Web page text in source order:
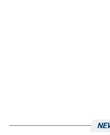
collocazione».